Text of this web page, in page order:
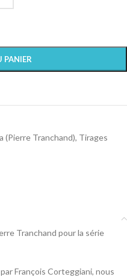
PANIER
(Pierre Tranchand), Tirages
Tranchand pour la série
François Corteggiani, nous